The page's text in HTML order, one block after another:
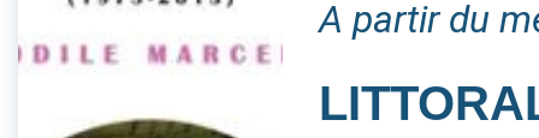
A partir du